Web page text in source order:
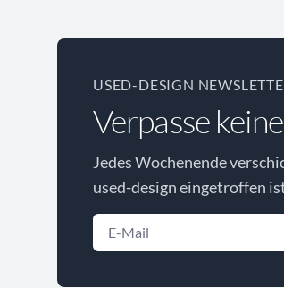
USED-DESIGN
Verpasse
Jedes Wochenende
used-design eingetroffen